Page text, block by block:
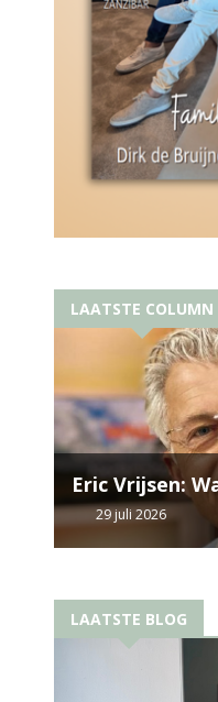
LAATSTE COLUMN
Eric Vrijsen:
29 juli 2026
LAATSTE BLOG